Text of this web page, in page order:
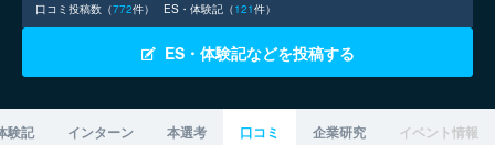
口コミ投稿数（772件） ES・体験記（121件）
ES・体験記などを投稿する
験記 インターン 本選考 口コミ 企業研究 イベント情報